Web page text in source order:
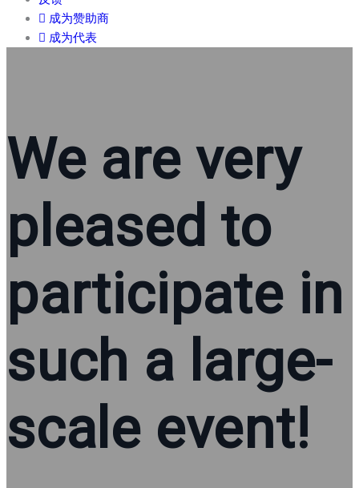
成为赞助商
成为代表
We are very
pleased to
participate in
such a large-
scale event!